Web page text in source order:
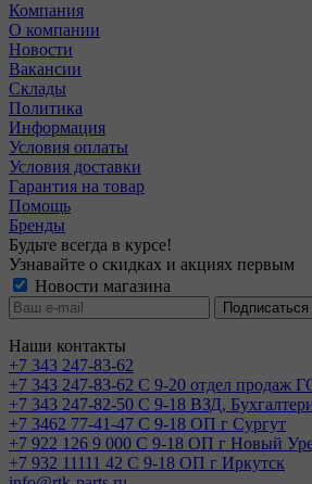
Компания
О компании
Новости
Вакансии
Склады
Политика
Информация
Условия оплаты
Условия доставки
Гарантия на товар
Помощь
Бренды
Будьте всегда в курсе!
Узнавайте о скидках и акциях первым
Новости магазина
Наши контакты
+7 343 247-83-62
+7 343 247-83-62 С 9-20 отдел продаж
+7 343 247-82-50 С 9-18 ВЗД,
+7 3462 77-41-47 С 9-18 ОП г Сургут
+7 922 126 9 000 С 9-18 ОП г Новый
+7 932 11111 42 С 9-18 ОП г Иркутск